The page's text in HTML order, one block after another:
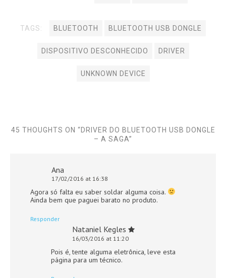
TAGS: BLUETOOTH BLUETOOTH USB DONGLE
DISPOSITIVO DESCONHECIDO DRIVER
UNKNOWN DEVICE
45 THOUGHTS ON “DRIVER DO BLUETOOTH USB DONGLE
– A SAGA”
Ana
17/02/2016 at 16:38
Agora só falta eu saber soldar alguma coisa.
Ainda bem que paguei barato no produto.
Responder
Nataniel Kegles
16/03/2016 at 11:20
Pois é, tente alguma eletrônica, leve esta
página para um técnico.